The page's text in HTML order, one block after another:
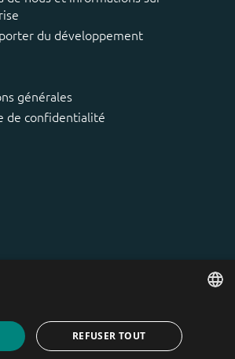
du développement
générales
de confidentialité
ENGLISH
DUTCH
REFUSER TOUT